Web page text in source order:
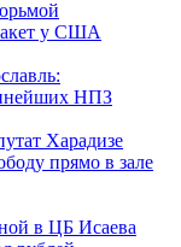
у США
НПЗ
Харадизе
прямо в зале
в ЦБ Исаева